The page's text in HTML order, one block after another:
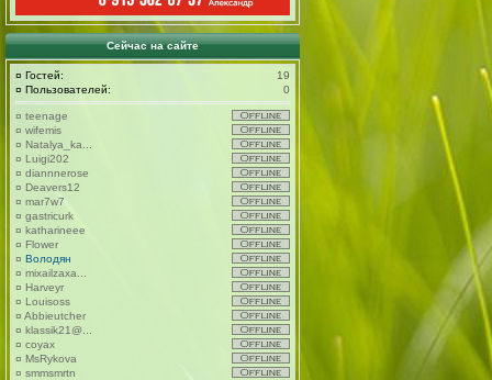
Сейчас на сайте
¤ Гостей:
19
¤ Пользователей: 0
¤ teenage
¤ wifemis
¤ Natalya_ka...
¤ Luigi202
¤ diannnerose
¤ Deavers12
¤ mar7w7
¤ gastricurk
¤ katharineee
¤ Flower
¤ Володян
¤ mixailzaxa...
¤ Harveyr
¤ Louisoss
¤ Abbieutcher
¤ klassik21@...
¤ coyax
¤ MsRykova
¤ smmsmrtn